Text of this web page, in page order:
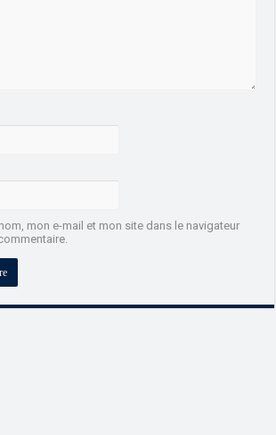
mon e-mail et mon site dans le navigateur